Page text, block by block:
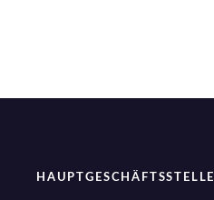
r
g
HAUPTGESCHÄFTSSTELLE